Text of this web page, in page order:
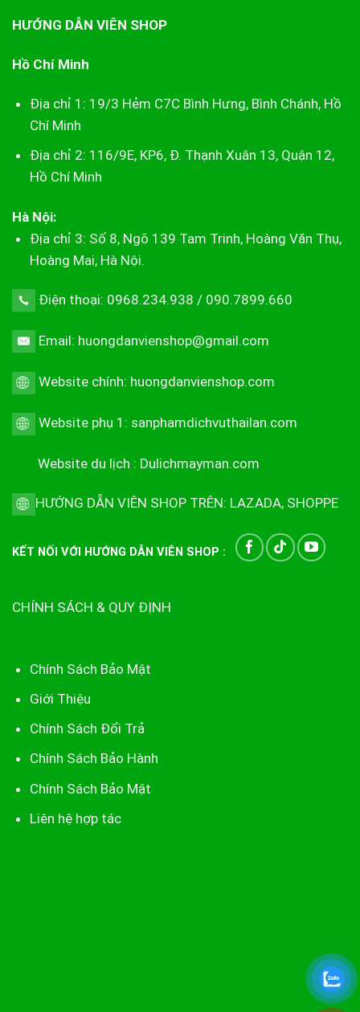
HƯỚNG DẪN VIÊN SHOP
Hồ Chí Minh
Địa chỉ 1: 19/3 Hẻm C7C Bình Hưng, Bình Chánh, Hồ
Chí Minh
Địa chỉ 2: 116/9E, KP6, Đ. Thạnh Xuân 13, Quận 12,
Hồ Chí Minh
Hà Nội:
Địa chỉ 3: Số 8, Ngõ 139 Tam Trinh, Hoàng Văn Thụ,
Hoàng Mai, Hà Nội.
Điện thoại: 0968.234.938 / 090.7899.660
Email: huongdanvienshop@gmail.com
Website chính: huongdanvienshop.com
Website phụ 1: sanphamdichvuthailan.com
Website du lịch : Dulichmayman.com
HƯỚNG DẪN VIÊN SHOP TRÊN: LAZADA, SHOPPE
KẾT NỐI VỚI HƯỚNG DẪN VIÊN SHOP :
CHÍNH SÁCH & QUY ĐỊNH
Chính Sách Bảo Mật
Giới Thiệu
Chính Sách Đổi Trả
Chính Sách Bảo Hành
Chính Sách Bảo Mật
Liên hệ hợp tác